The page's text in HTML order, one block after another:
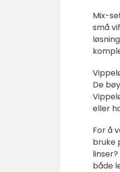
Mix-
små
De
eller
For å
bruke
både